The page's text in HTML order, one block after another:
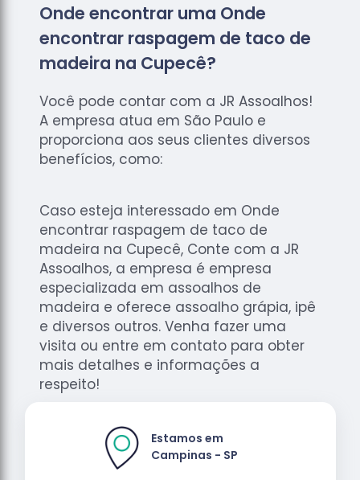
Onde encontrar uma Onde
encontrar raspagem de taco de
madeira na Cupecê?
Você pode contar com a JR Assoalhos!
A empresa atua em São Paulo e
proporciona aos seus clientes diversos
benefícios, como:
Caso esteja interessado em Onde
encontrar raspagem de taco de
madeira na Cupecê, Conte com a JR
Assoalhos, a empresa é empresa
especializada em assoalhos de
madeira e oferece assoalho grápia, ipê
e diversos outros. Venha fazer uma
visita ou entre em contato para obter
mais detalhes e informações a
respeito!
Estamos em
Campinas - SP